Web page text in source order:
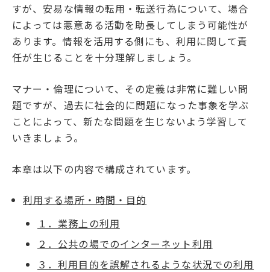
すが、安易な情報の転用・転送行為について、場合
によっては悪意ある活動を助長してしまう可能性が
あります。情報を活用する側にも、利用に関して責
任が生じることを十分理解しましょう。
マナー・倫理について、その定義は非常に難しい問
題ですが、過去に社会的に問題になった事象を学ぶ
ことによって、新たな問題を生じないよう学習して
いきましょう。
本章は以下の内容で構成されています。
利用する場所・時間・目的
１．業務上の利用
２．公共の場でのインターネット利用
３．利用目的を誤解されるような状況での利用